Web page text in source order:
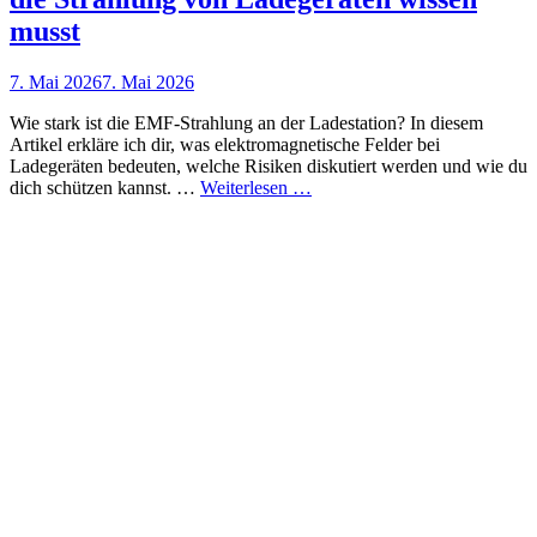
musst
Posted
7. Mai 20267. Mai 2026
Wie stark ist die EMF-Strahlung an der Ladestation? In diesem
Artikel erkläre ich dir, was elektromagnetische Felder bei
Ladegeräten bedeuten, welche Risiken diskutiert werden und wie du
dich schützen kannst. … Weiterlesen …